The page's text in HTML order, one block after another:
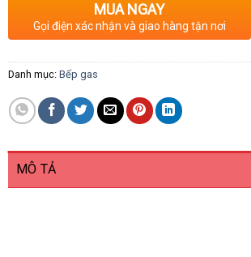
MUA NGAY
Gọi điện xác nhận và giao hàng tận nơi
Danh mục: Bếp gas
MÔ TẢ